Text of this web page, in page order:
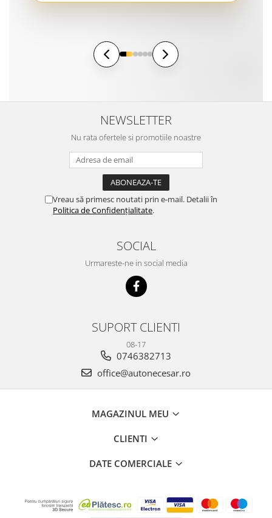
NEWSLETTER
Nu rata ofertele si promotiile noastre
Vreau să primesc noutati prin e-mail. Detalii în
Politica de Confidențialitate.
SOCIAL
Urmareste-ne in social media
SUPORT CLIENTI
08-17
0746382713
office@autonecesar.ro
MAGAZINUL MEU
CLIENTI
DATE COMERCIALE